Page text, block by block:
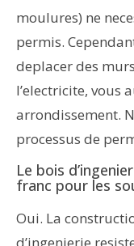
moulures) ne
permis.
deplacer des
l’electricite, vous
arrondissement.
processus de
Le bois
franc pour les
Oui. La